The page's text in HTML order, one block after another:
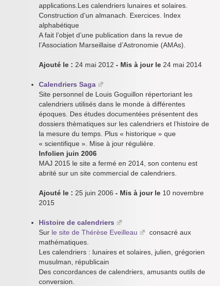
applications.Les calendriers lunaires et solaires.
Construction d’un almanach. Exercices. Index
alphabétique
A fait l’objet d’une publication dans la revue de
l’Association Marseillaise d’Astronomie (AMAs).
Ajouté le : 24 mai 2012 - Mis à jour le 24 mai 2014
Calendriers Saga
Site personnel de Louis Goguillon répertoriant les
calendriers utilisés dans le monde à différentes
époques. Des études documentées présentent des
dossiers thèmatiques sur les calendriers et l’histoire de
la mesure du temps. Plus « historique » que
« scientifique ». Mise à jour régulière.
Infolien juin 2006
MAJ 2015 le site a fermé en 2014, son contenu est
abrité sur un site commercial de calendriers.
Ajouté le : 25 juin 2006 - Mis à jour le 10 novembre
2015
Histoire de calendriers
Sur le site de Thérèse Eveilleau
consacré aux
mathématiques.
Les calendriers : lunaires et solaires, julien, grégorien
musulman, républicain
Des concordances de calendriers, amusants outils de
conversion.